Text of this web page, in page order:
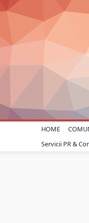
HOME
Servicii PR &